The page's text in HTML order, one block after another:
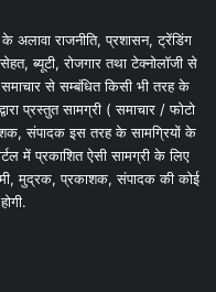
अलावा राजनीति, प्रशासन, ट्रेंडिंग
ब्यूटी, रोजगार तथा टेक्नोलॉजी से
से सम्बंधित किसी भी तरह के
प्रस्तुत सामग्री ( समाचार / फोटो
संपादक इस तरह के सामग्रियों के
में प्रकाशित ऐसी सामग्री के लिए
मुद्रक, प्रकाशक, संपादक की कोई